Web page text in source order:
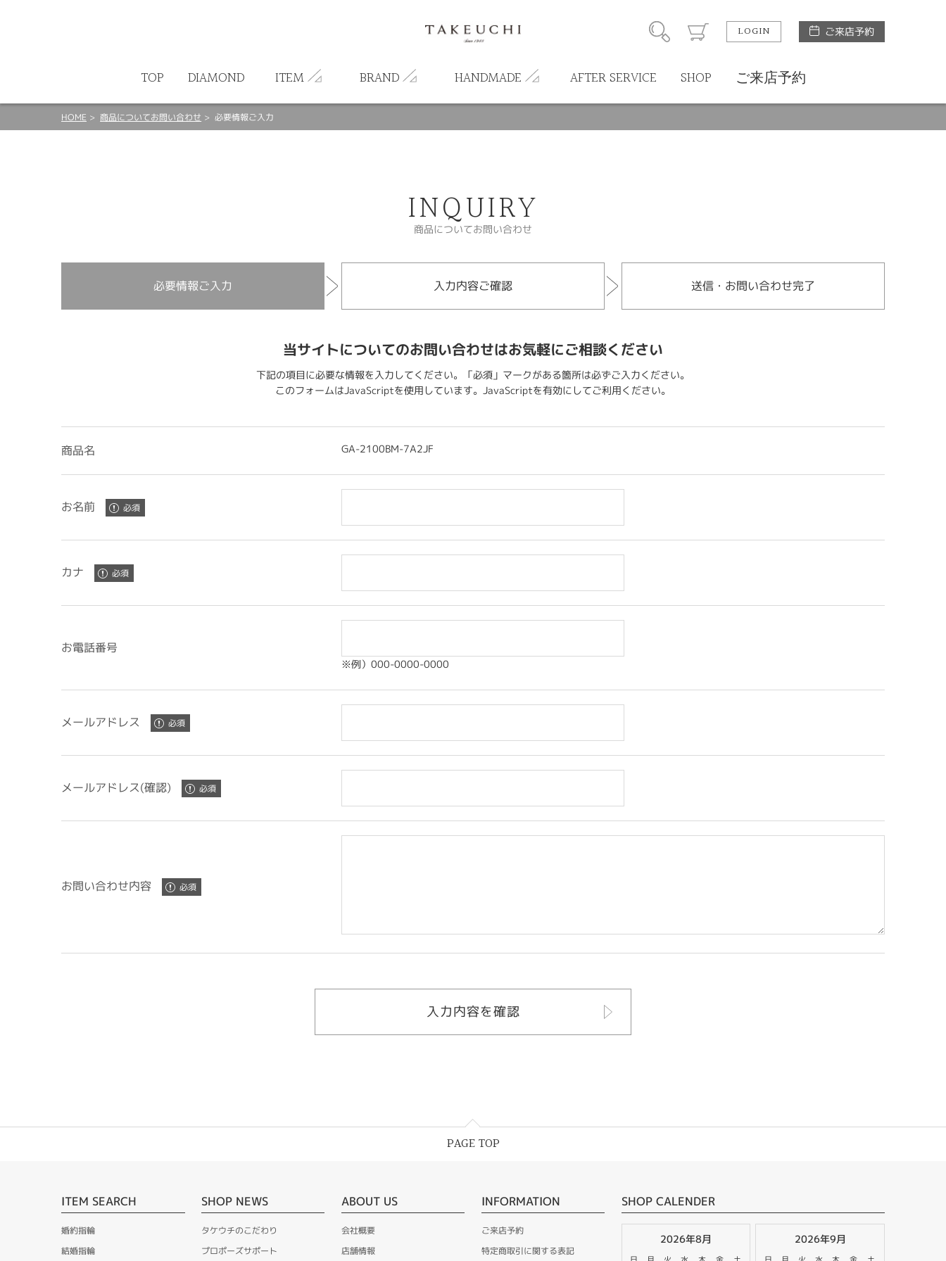
LOGIN ご来店予約
TOP DIAMOND ITEM BRAND HANDMADE AFTER SERVICE SHOP ご来店予約
HOME 商品についてお問い合わせ 必要情報ご入力
INQUIRY
商品についてお問い合わせ
必要情報ご入力 入力内容ご確認 送信・お問い合わせ完了
当サイトについてのお問い合わせはお気軽にご相談ください
下記の項目に必要な情報を入力してください。「必須」マークがある箇所は必ずご入力ください。
このフォームはJavaScriptを使用しています。JavaScriptを有効にしてご利用ください。
商品名 GA-2100BM-7A2JF
お名前
カナ
お電話番号
※例）000-0000-0000
メールアドレス
メールアドレス(確認)
お問い合わせ内容
PAGE TOP
ITEM SEARCH
婚約指輪
結婚指輪
SHOP NEWS
タケウチのこだわり
プロポーズサポート
ABOUT US
会社概要
店舗情報
INFORMATION
ご来店予約
特定商取引に関する表記
SHOP CALENDER
2026年8月 2026年9月